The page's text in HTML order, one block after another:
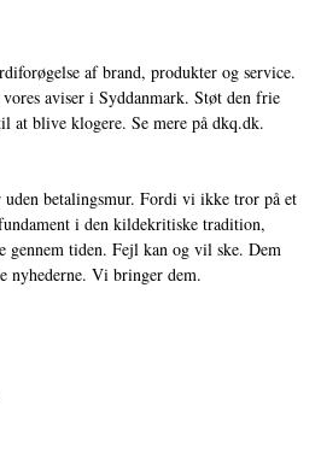
af brand, produkter og service.
aviser i Syddanmark. Støt den frie
blive klogere. Se mere på dkq.dk.
uden betalingsmur. Fordi vi ikke tror på et
i den kildekritiske tradition,
gennem tiden. Fejl kan og vil ske. Dem
nyhederne. Vi bringer dem.